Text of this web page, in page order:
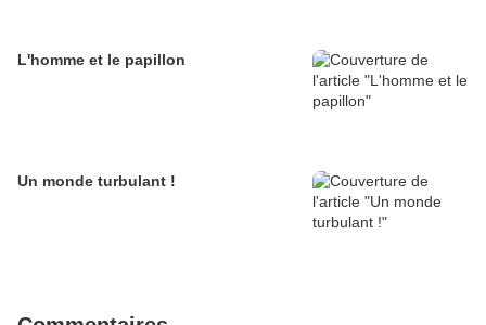
L'homme et le papillon
Un monde turbulant !